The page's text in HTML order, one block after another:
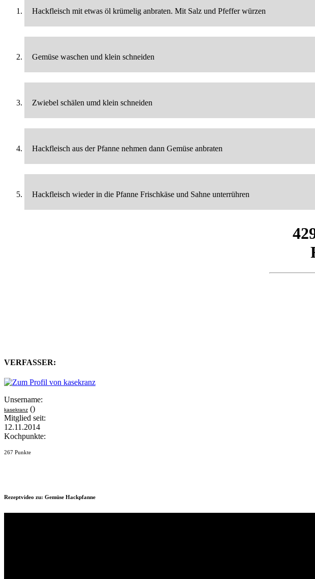
Hackfleisch mit etwas öl krümelig anbraten. Mit Salz und Pfeffer würzen
Gemüse waschen und klein schneiden
Zwiebel schälen umd klein schneiden
Hackfleisch aus der Pfanne nehmen dann Gemüse anbraten
Hackfleisch wieder in die Pfanne Frischkäse und Sahne unterrühren
VERFASSER:
Unsername:
kasekranz ()
Mitglied seit:
12.11.2014
Kochpunkte:
267 Punkte
Rezeptvideo zu: Gemüse Hackpfanne